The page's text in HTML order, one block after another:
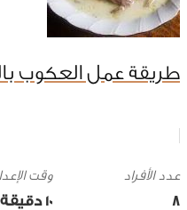
طريقة عمل العكوب
8
وقت
10 ‎دقيقة